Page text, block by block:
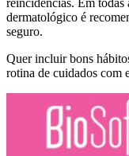
reincidências. Em todas
dermatológico é
seguro.
Quer incluir bons
rotina de cuidados com